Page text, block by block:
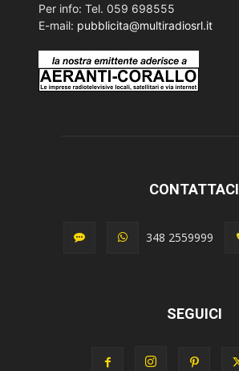
Per info: Tel. 059 698555
E-mail: pubblicita@multiradiosrl.it
CONTATTACI
348 2559999
SEGUICI